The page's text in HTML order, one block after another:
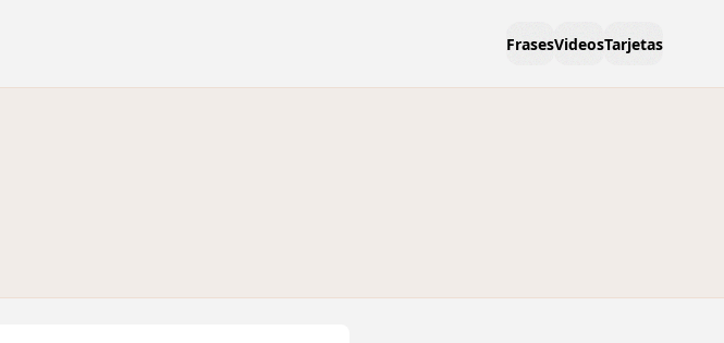
FrasesVideosTarjetas